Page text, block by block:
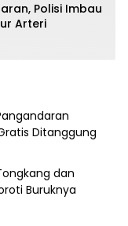
Polisi Imbau
Arteri
Ditanggung
dan
Buruknya